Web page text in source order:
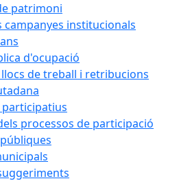
patrimoni
campanyes institucionals
d'ocupació
llocs de treball i retribucions
participatius
processos de participació